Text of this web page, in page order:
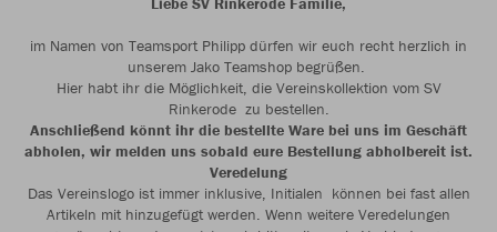
im Namen von Teamsport Philipp dürfen wir euch recht herzlich in
unserem Jako Teamshop begrüßen.
Hier habt ihr die Möglichkeit, die Vereinskollektion vom SV
Rinkerode zu bestellen.
Anschließend könnt ihr die bestellte Ware bei uns im Geschäft
abholen, wir melden uns sobald eure Bestellung abholbereit ist.
Veredelung
Das Vereinslogo ist immer inklusive, Initialen können bei fast allen
Artikeln mit hinzugefügt werden. Wenn weitere Veredelungen